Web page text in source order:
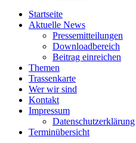
Start­sei­te
Aktu­el­le News
Pres­se­mit­tei­lun­gen
Down­load­be­reich
Bei­trag einreichen
The­men
Tras­sen­kar­te
Wer wir sind
Kon­takt
Impres­sum
Daten­schutz­er­klä­rung
Ter­min­über­sicht